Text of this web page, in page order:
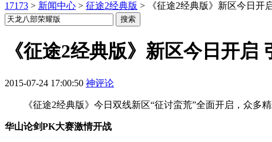
17173 > 新闻中心 > 征途2经典版 > 《征途2经典版》新区今日开
《征途2经典版》新区今日开启
2015-07-24 17:00:50 神评论
《征途2经典版》今日双线新区“征讨蛮荒”全面开启，众多精
华山论剑PK大赛激情开战